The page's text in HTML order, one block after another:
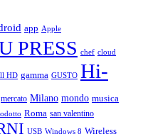
app Apple
PRESS chef cloud
HD gamma GUSTO Hi-
mercato Milano mondo musica
Roma san valentino
USB Windows 8 Wireless